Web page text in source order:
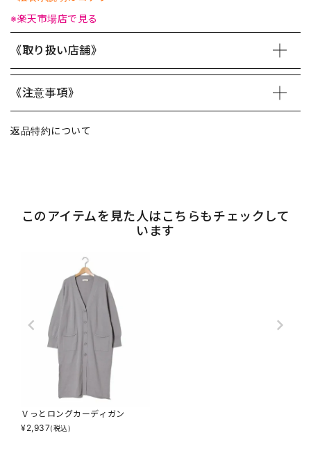
※楽天市場店で見る
《取り扱い店舗》
《注意事項》
返品特約について
このアイテムを見た人はこちらもチェックして
います
Ｖっとロングカーディガン
¥2,937(税込)